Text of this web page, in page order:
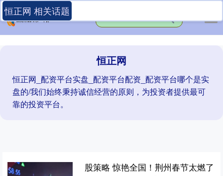
恒正网
恒正网_配资平台实盘_配资平台配资_配资平台哪个是实
盘的/我们始终秉持诚信经营的原则，为投资者提供最可
靠的投资平台。
恒正网 相关话题
股策略 惊艳全国！荆州春节太燃了